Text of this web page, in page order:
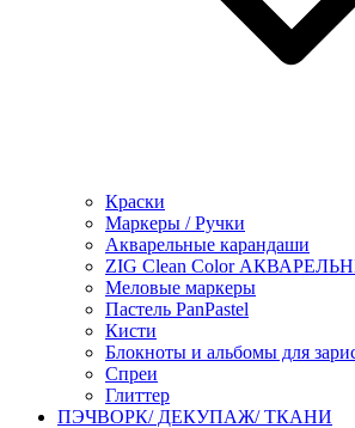
Краски
Маркеры / Ручки
Акварельные карандаши
ZIG Clean Color
Меловые маркеры
Пастель PanPastel
Кисти
Блокноты и альбомы для
Спреи
Глиттер
ПЭЧВОРК/ ДЕКУПАЖ/ ТКАНИ